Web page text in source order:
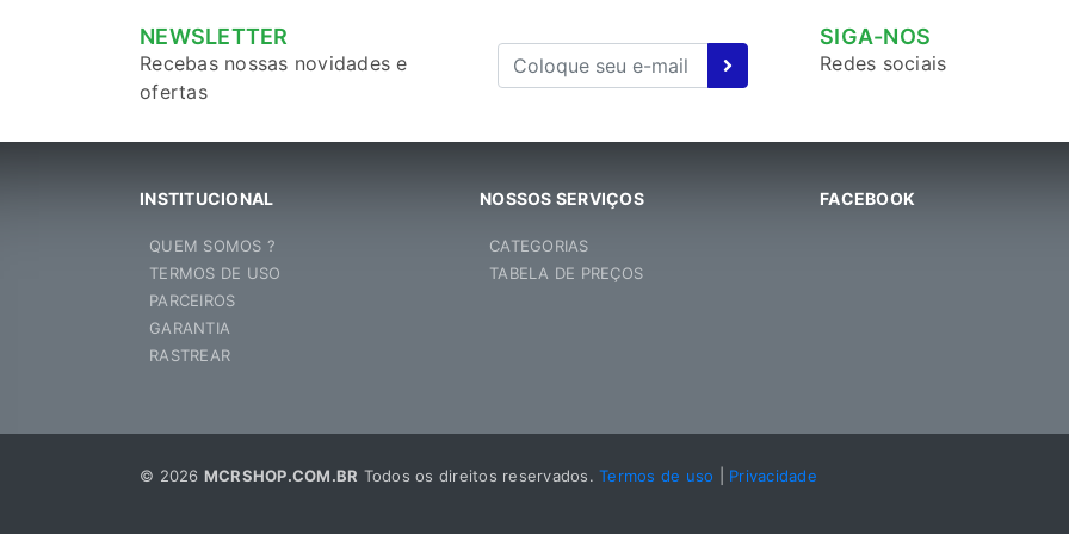
NEWSLETTER
Recebas nossas novidades e
ofertas
SIGA-NOS
Redes sociais
INSTITUCIONAL
QUEM SOMOS ?
TERMOS DE USO
PARCEIROS
GARANTIA
RASTREAR
NOSSOS SERVIÇOS
CATEGORIAS
TABELA DE PREÇOS
FACEBOOK
© 2026 MCRSHOP.COM.BR Todos os direitos reservados. Termos de uso Privacidade